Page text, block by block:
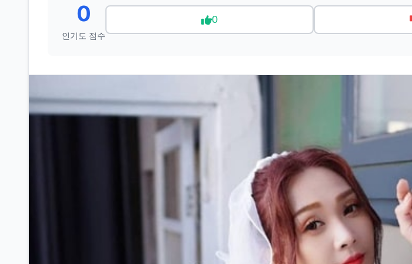
0
인기도 점수
0